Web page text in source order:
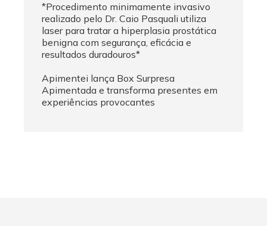
*Procedimento minimamente invasivo
realizado pelo Dr. Caio Pasquali utiliza
laser para tratar a hiperplasia prostática
benigna com segurança, eficácia e
resultados duradouros*
Apimentei lança Box Surpresa
Apimentada e transforma presentes em
experiências provocantes